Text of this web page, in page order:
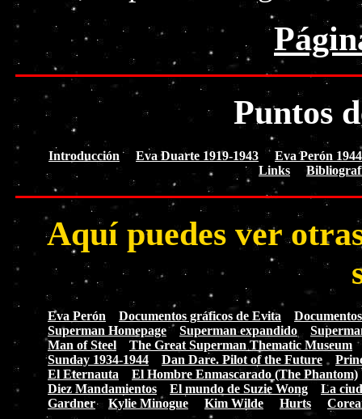
Puntos
Introducción Eva Duarte 1919-1943
Eva Perón
Links
Aquí puedes ver
Eva Perón Documentos gráficos de Evita
Superman Homepage
Superman expandido
Man of Steel
The Great Superman Thematic Museum
Sunday 1934-1944
Dan Dare. Pilot of the Future
El Eternauta
El Hombre Enmascarado (The Phantom)
Diez Mandamientos
El mundo de Suzie Wong
La
Gardner
Kylie Minogue Kim Wilde Hurts